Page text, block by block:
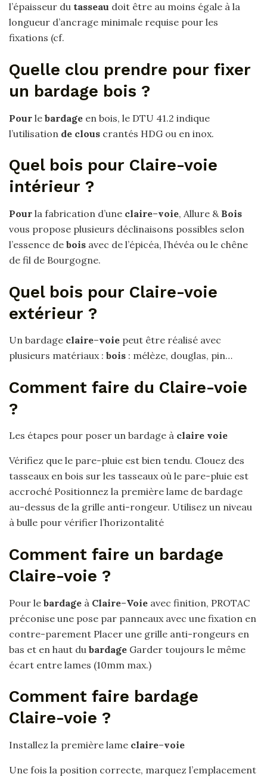
l’épaisseur du tasseau doit être au moins égale à la
longueur d’ancrage minimale requise pour les
fixations (cf.
Quelle clou prendre pour fixer
un bardage bois ?
Pour le bardage en bois, le DTU 41.2 indique
l’utilisation de clous crantés HDG ou en inox.
Quel bois pour Claire-voie
intérieur ?
Pour la fabrication d’une claire–voie, Allure & Bois
vous propose plusieurs déclinaisons possibles selon
l’essence de bois avec de l’épicéa, l’hévéa ou le chêne
de fil de Bourgogne.
Quel bois pour Claire-voie
extérieur ?
Un bardage claire–voie peut être réalisé avec
plusieurs matériaux : bois : mélèze, douglas, pin…
Comment faire du Claire-voie
?
Les étapes pour poser un bardage à claire voie
Vérifiez que le pare-pluie est bien tendu. Clouez des
tasseaux en bois sur les tasseaux où le pare-pluie est
accroché Positionnez la première lame de bardage
au-dessus de la grille anti-rongeur. Utilisez un niveau
à bulle pour vérifier l’horizontalité
Comment faire un bardage
Claire-voie ?
Pour le bardage à Claire–Voie avec finition, PROTAC
préconise une pose par panneaux avec une fixation en
contre-parement Placer une grille anti-rongeurs en
bas et en haut du bardage Garder toujours le même
écart entre lames (10mm max.)
Comment faire bardage
Claire-voie ?
Installez la première lame claire–voie
Une fois la position correcte, marquez l’emplacement